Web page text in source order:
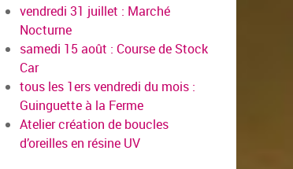
vendredi 31 juillet : Marché
Nocturne
samedi 15 août : Course de Stock
Car
tous les 1ers vendredi du mois :
Guinguette à la Ferme
Atelier création de boucles
d’oreilles en résine UV